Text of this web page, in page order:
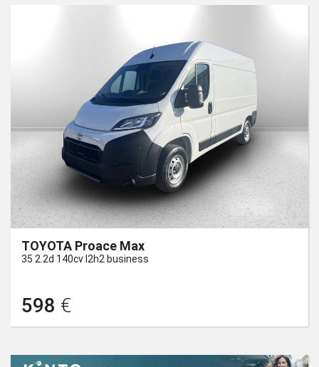
TOYOTA Proace Max
35 2.2d 140cv l2h2 business
598 €